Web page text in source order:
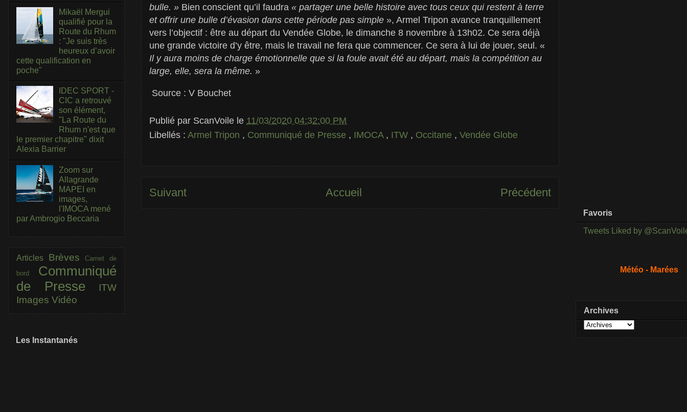
bulle. » Bien conscient qu’il faudra « partager une belle histoire avec tous ceux qui restent à terre
et offrir une bulle d’évasion dans cette période pas simple », Armel Tripon avance tranquillement
vers l’objectif : être au départ du Vendée Globe, le dimanche 8 novembre à 13h02. Ce sera déjà
une grande victoire d’y être, mais le travail ne fera que commencer. Ce sera à lui de jouer, seul. «
Il y aura moins de charge émotionnelle que si la foule avait été au départ, mais la compétition au
large, elle, sera la même. »
Source : V Bouchet
Publié par ScanVoile le 11/03/2020 04:32:00 PM
Libellés : Armel Tripon , Communiqué de Presse , IMOCA , ITW , Occitane , Vendée Globe
Suivant Précédent
Accueil
Mikaël Mergui
qualifié pour la
Route du Rhum
: "Je suis très
heureux d’avoir
cette qualification en
poche"
IDEC SPORT -
CIC a retrouvé
son élément,
"La Route du
Rhum n'est que
le premier chapitre" dixit
Alexia Barrier
Zoom sur
Allagrande
MAPEI en
images,
l'IMOCA mené
par Ambrogio Beccaria
Articles BrèvesCarnet de
bord Communiqué
de Presse
ITW
Images Vidéo
Les Instantanés
Favoris
Tweets Liked by
Météo - Marées
Archives